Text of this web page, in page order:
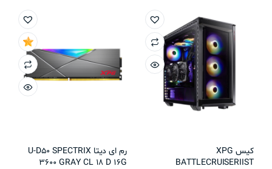
کیس XPG
BATTLECRUISERIIST
رم ای دیتا U-D50 SPECTRIX
3600 GRAY CL 18 D 16G